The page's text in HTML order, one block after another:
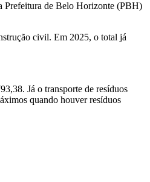
Prefeitura de Belo Horizonte (PBH)
civil. Em 2025, o total já
Já o transporte de resíduos
quando houver resíduos